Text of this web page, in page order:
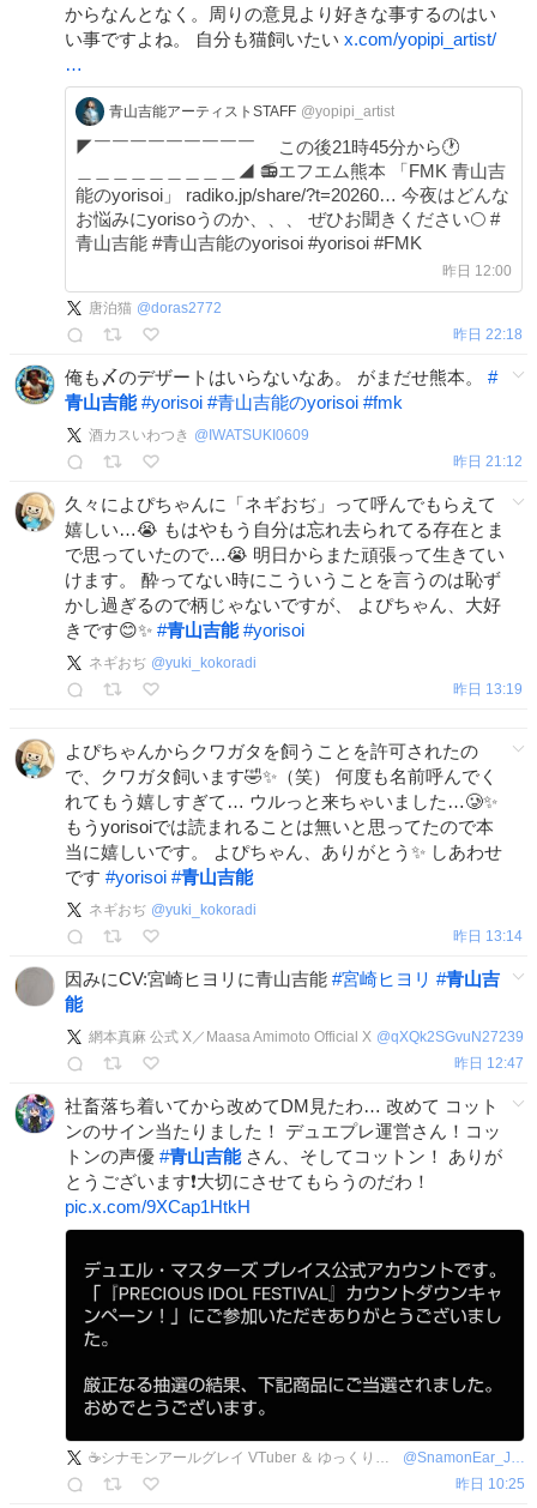
からなんとなく。周りの意見より好きな事するのはい
い事ですよね。 自分も猫飼いたい x.com/yopipi_artist/
…
青山吉能アーティストSTAFF @yopipi_artist
◤￣￣￣￣￣￣￣￣￣ この後21時45分から🕐
＿＿＿＿＿＿＿＿＿◢ 📻エフエム熊本 「FMK 青山吉
能のyorisoi」 radiko.jp/share/?t=20260… 今夜はどんな
お悩みにyorisoうのか、、、 ぜひお聞きください🌕 #
青山吉能 #青山吉能のyorisoi #yorisoi #FMK
昨日 12:00
唐泊猫 @doras2772
昨日 22:18
俺も〆のデザートはいらないなあ。 がまだせ熊本。 #
青山吉能 #yorisoi #青山吉能のyorisoi #fmk
酒カスいわつき @ IWATSUKI0609
昨日 21:12
久々によぴちゃんに「ネギおぢ」って呼んでもらえて
嬉しい…😭 もはやもう自分は忘れ去られてる存在とま
で思っていたので…😭 明日からまた頑張って生きてい
けます。 酔ってない時にこういうことを言うのは恥ず
かし過ぎるので柄じゃないですが、 よぴちゃん、大好
きです😊✨ #青山吉能 #yorisoi
ネギおぢ @yuki_kokoradi
昨日 13:19
よぴちゃんからクワガタを飼うことを許可されたの
で、クワガタ飼います🤣✨（笑） 何度も名前呼んでく
れてもう嬉しすぎて… ウルっと来ちゃいました…🥲✨
もうyorisoiでは読まれることは無いと思ってたので本
当に嬉しいです。 よぴちゃん、ありがとう✨ しあわせ
です #yorisoi #青山吉能
ネギおぢ @yuki_kokoradi
昨日 13:14
因みにCV:宮崎ヒヨリに青山吉能 #宮崎ヒヨリ #青山吉
能
網本真麻 公式 X／Maasa Amimoto Official X @qXQk2SGvuN27239
昨日 12:47
社畜落ち着いてから改めてDM見たわ… 改めて コット
ンのサイン当たりました！ デュエプレ運営さん！コッ
トンの声優 #青山吉能さん、そしてコットン！ ありが
とうございます❗️大切にさせてもらうのだわ！
pic.x.com/9XCap1HtkH
☕シナモンアールグレイ VTuber ＆ ゆっくり実況者🌙 @SnamonEar_Joker
昨日 10:25